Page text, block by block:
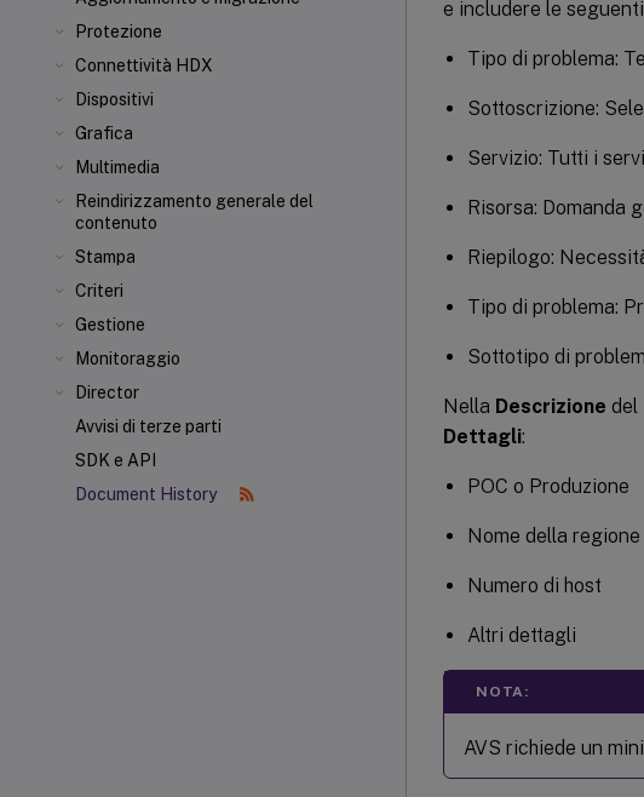
Protezione
Connettività HDX
Dispositivi
Grafica
Multimedia
Reindirizzamento generale del
contenuto
Stampa
Criteri
Gestione
Monitoraggio
Director
Avvisi di terze parti
SDK e API
Document History
e includere le
Tipo di problema:
Sottoscrizione:
Servizio: Tutti i
Risorsa: Domanda
Riepilogo:
Tipo di problema:
Sottotipo di
Nella Descrizione del
Dettagli:
POC o Produzione
Nome della regione
Numero di host
Altri dettagli
NOTA:
AVS richiede un